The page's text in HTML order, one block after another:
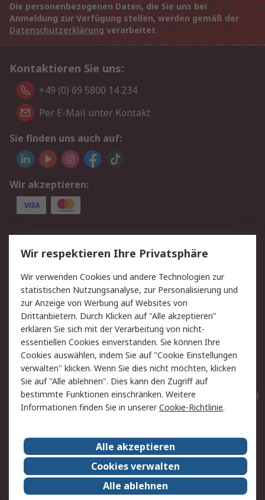
Die personenbezogenen Daten, die Sie uns bei
Anmeldung zur Verfügung stellen, werden gemäß der
Datenschutzerklärung verarbeitet.
Kontaktieren Sie uns:
+49 (0) 69 5800 14 234
Per E-Mail unter Kontakt
Sie finden uns auch auf:
Wir akzeptieren:
Service
Value Added Services
Lieferlösungen
Rücksendungen
Kontakt
Hilfe
Privatkunden
Rechtliches
AGB
Datenschutz
Cookie-Richtlinie
Zahlungsbedingungen
Copyright/Impressum
Entsorgung
Elektrogeräte/Batterien
RS weltweit
Karriere bei RS
Nachhaltigkeit
Qualität/Umwelt/ZertifikatePresse-Center
Event-Center
Wir respektieren Ihre Privatsphäre
Wir verwenden Cookies und andere Technologien zur
statistischen Nutzungsanalyse, zur Personalisierung und
zur Anzeige von Werbung auf Websites von
Drittanbietern. Durch Klicken auf "Alle akzeptieren"
erklären Sie sich mit der Verarbeitung von nicht-
essentiellen Cookies einverstanden. Sie können Ihre
Cookies auswählen, indem Sie auf "Cookie Einstellungen
verwalten" klicken. Wenn Sie dies nicht möchten, klicken
Sie auf "Alle ablehnen". Dies kann den Zugriff auf
bestimmte Funktionen einschränken. Weitere
Informationen finden Sie in unsererCookie-Richtlinie.
Alle akzeptieren
Cookies verwalten
Alle ablehnen